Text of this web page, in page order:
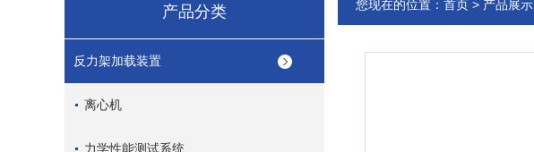
产品分类
反力架加载装置
离心机
力学性能测试系统
您现在的位置： 首页 > 产品展示